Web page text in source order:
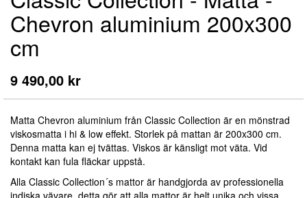
Chevron aluminium 200x300
cm
9 490,00 kr
Matta Chevron aluminium från Classic Collection är en mönstrad
viskosmatta i hi & low effekt. Storlek på mattan är 200x300 cm.
Denna matta kan ej tvättas. Viskos är känsligt mot väta. Vid
kontakt kan fula fläckar uppstå.
Alla Classic Collection´s mattor är handgjorda av professionella
indiska vävare, detta gör att alla mattor är helt unika och vissa
till
början
av
bildgalleriet